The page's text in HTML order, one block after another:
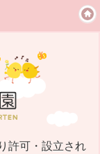
許可・設立され